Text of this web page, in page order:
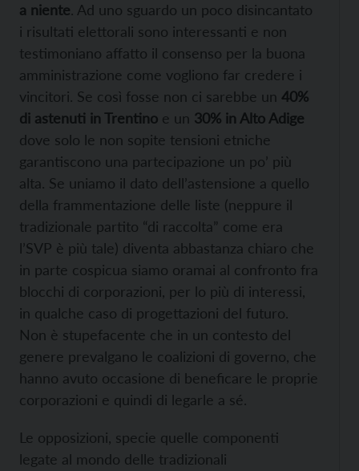
a niente. Ad uno sguardo un poco disincantato
i risultati elettorali sono interessanti e non
testimoniano affatto il consenso per la buona
amministrazione come vogliono far credere i
vincitori. Se così fosse non ci sarebbe un 40%
di astenuti in Trentino e un 30% in Alto Adige
dove solo le non sopite tensioni etniche
garantiscono una partecipazione un po’ più
alta. Se uniamo il dato dell’astensione a quello
della frammentazione delle liste (neppure il
tradizionale partito “di raccolta” come era
l’SVP è più tale) diventa abbastanza chiaro che
in parte cospicua siamo oramai al confronto fra
blocchi di corporazioni, per lo più di interessi,
in qualche caso di progettazioni del futuro.
Non è stupefacente che in un contesto del
genere prevalgano le coalizioni di governo, che
hanno avuto occasione di beneficare le proprie
corporazioni e quindi di legarle a sé.
Le opposizioni, specie quelle componenti
legate al mondo delle tradizionali